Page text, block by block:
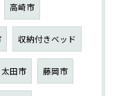
高崎市
収納付きベッド
太田市 藤岡市